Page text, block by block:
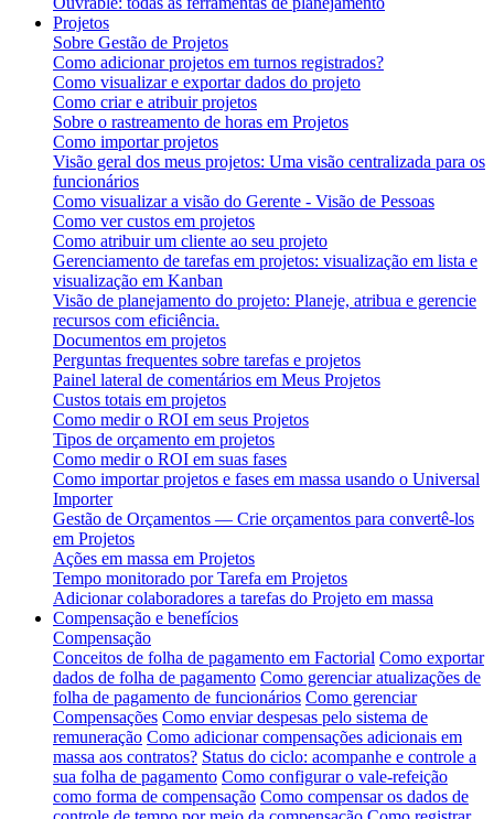
Projetos
Sobre Gestão de Projetos
Como adicionar projetos em turnos registrados?
Como visualizar e exportar dados do projeto
Como criar e atribuir projetos
Sobre o rastreamento de horas em Projetos
Como importar projetos
Visão geral dos meus projetos: Uma visão centralizada para os
funcionários
Como visualizar a visão do Gerente - Visão de Pessoas
Como ver custos em projetos
Como atribuir um cliente ao seu projeto
Gerenciamento de tarefas em projetos: visualização em lista e
visualização em Kanban
Visão de planejamento do projeto: Planeje, atribua e gerencie
recursos com eficiência.
Documentos em projetos
Perguntas frequentes sobre tarefas e projetos
Painel lateral de comentários em Meus Projetos
Custos totais em projetos
Como medir o ROI em seus Projetos
Tipos de orçamento em projetos
Como medir o ROI em suas fases
Como importar projetos e fases em massa usando o Universal
Importer
Gestão de Orçamentos — Crie orçamentos para convertê-los
em Projetos
Ações em massa em Projetos
Tempo monitorado por Tarefa em Projetos
Adicionar colaboradores a tarefas do Projeto em massa
Compensação e benefícios
Compensação
Conceitos de folha de pagamento em Factorial Como exportar
dados de folha de pagamento Como gerenciar atualizações de
folha de pagamento de funcionários Como gerenciar
Compensações Como enviar despesas pelo sistema de
remuneração Como adicionar compensações adicionais em
massa aos contratos? Status do ciclo: acompanhe e controle a
sua folha de pagamento Como configurar o vale-refeição
como forma de compensação Como compensar os dados de